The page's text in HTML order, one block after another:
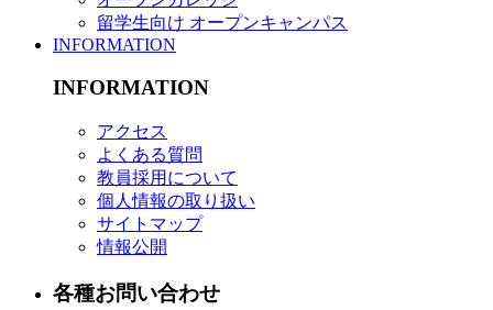
留学生向け オープンキャンパス
INFORMATION
INFORMATION
アクセス
よくある質問
教員採用について
個人情報の取り扱い
サイトマップ
情報公開
各種お問い合わせ